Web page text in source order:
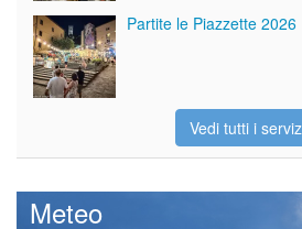
Partite le Piazzette 2026
Vedi tutti i
Meteo